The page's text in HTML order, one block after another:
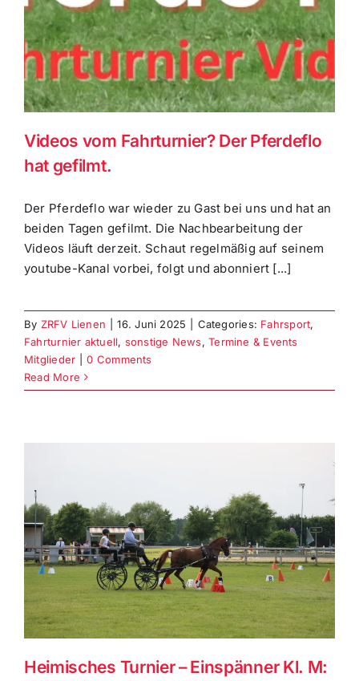
Videos vom Fahrturnier? Der Pferdeflo
hat gefilmt.
Der Pferdeflo war wieder zu Gast bei uns und hat an
beiden Tagen gefilmt. Die Nachbearbeitung der
Videos läuft derzeit. Schaut regelmäßig auf seinem
youtube-Kanal vorbei, folgt und abonniert [...]
By ZRFV Lienen 16. Juni 2025 Categories: Fahrsport,
Fahrturnier aktuell, sonstige News,Termine & Events
Mitglieder
0 Comments
Read More
Heimisches Turnier – Einspänner Kl. M: